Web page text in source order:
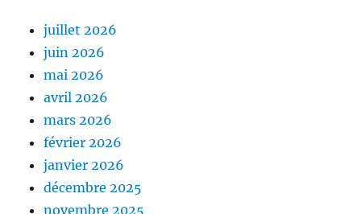
juillet 2026
juin 2026
mai 2026
avril 2026
mars 2026
février 2026
janvier 2026
décembre 2025
novembre 2025